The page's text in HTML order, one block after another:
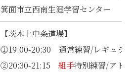
箕面市立西南生涯学習センター
【茨木上中条道場】
⓵19:00-20:30 通常練習/レギュラー
②20:30-21:15組手特別練習/アトム